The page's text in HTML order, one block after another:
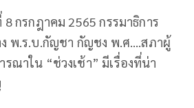
กรกฎาคม 2565 กรรมาธิการ
พ.ร.บ.กัญชา กัญชง พ.ศ….สภาผู้
ณาใน “ช่วงเช้า” มีเรื่องที่น่า